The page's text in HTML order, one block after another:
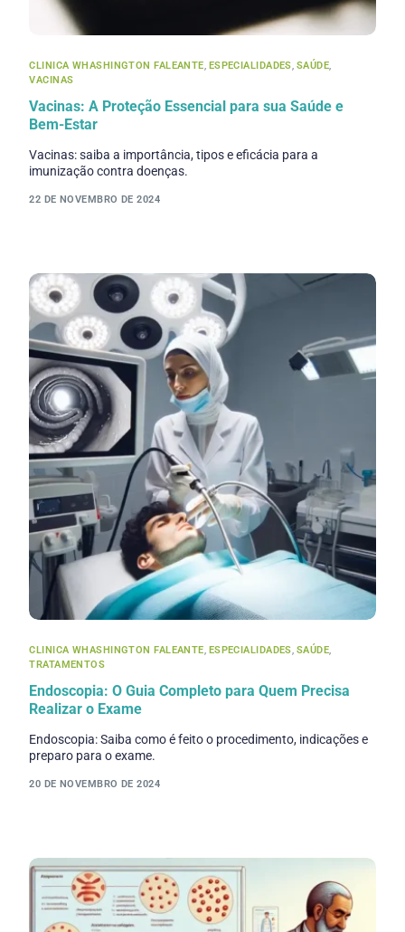
CLINICA WHASHINGTON FALEANTE, ESPECIALIDADES, SAÚDE,
VACINAS
Vacinas: A Proteção Essencial para sua Saúde e
Bem-Estar
Vacinas: saiba a importância, tipos e eficácia para a
imunização contra doenças.
22 DE NOVEMBRO DE 2024
CLINICA WHASHINGTON FALEANTE, ESPECIALIDADES, SAÚDE,
TRATAMENTOS
Endoscopia: O Guia Completo para Quem Precisa
Realizar o Exame
Endoscopia: Saiba como é feito o procedimento, indicações e
preparo para o exame.
20 DE NOVEMBRO DE 2024